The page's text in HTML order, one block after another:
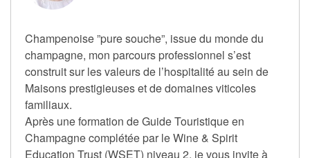
Champenoise ”pure souche”, issue du monde du
champagne, mon parcours professionnel s’est
construit sur les valeurs de l’hospitalité au sein de
Maisons prestigieuses et de domaines viticoles
familiaux.
Après une formation de Guide Touristique en
Champagne complétée par le Wine & Spirit
Education Trust (WSET) niveau 2, je vous invite à